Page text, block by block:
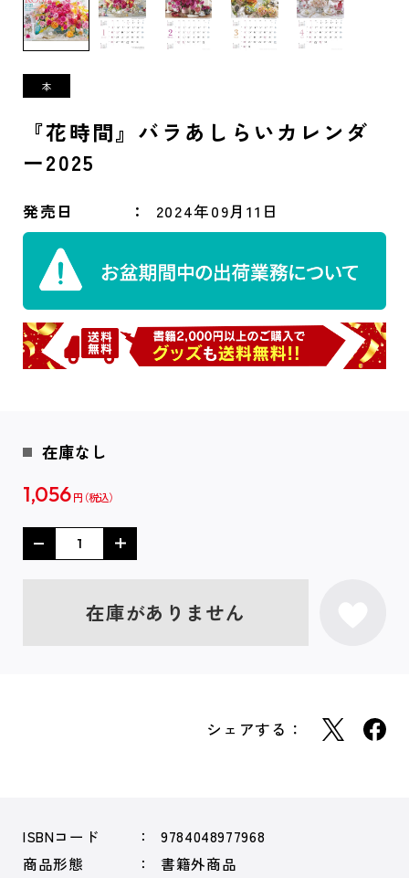
『花時間』バラあしらいカレンダ
ー2025
発売日 2024年09月11日
在庫なし
1,056 円
在庫がありません
シェアする：
ISBNコード
9784048977968
商品形態
書籍外商品